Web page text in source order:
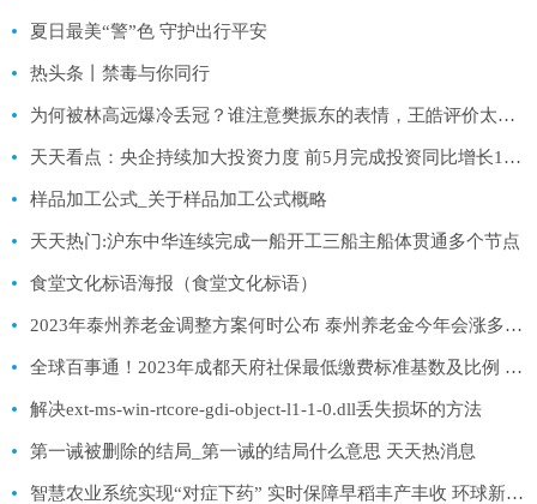
夏日最美“警”色 守护出行平安
热头条丨禁毒与你同行
为何被林高远爆冷丢冠？谁注意樊振东的表情，王皓评价太准确_天天新要闻
天天看点：央企持续加大投资力度 前5月完成投资同比增长12.5%
样品加工公式_关于样品加工公式概略
天天热门:沪东中华连续完成一船开工三船主船体贯通多个节点
食堂文化标语海报（食堂文化标语）
2023年泰州养老金调整方案何时公布 泰州养老金今年会涨多少？|环球微头条
全球百事通！2023年成都天府社保最低缴费标准基数及比例 成都天府2023年个人社保缴费标准表(参考)
解决ext-ms-win-rtcore-gdi-object-l1-1-0.dll丢失损坏的方法
第一诫被删除的结局_第一诫的结局什么意思 天天热消息
智慧农业系统实现“对症下药” 实时保障早稻丰产丰收 环球新要闻